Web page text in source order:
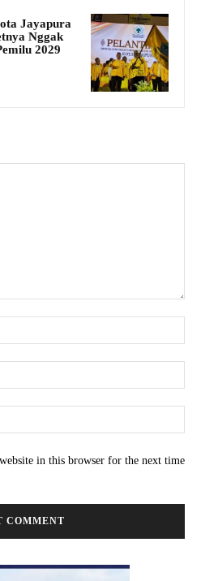
Jayapura
Nggak
2029
in this browser for the next time